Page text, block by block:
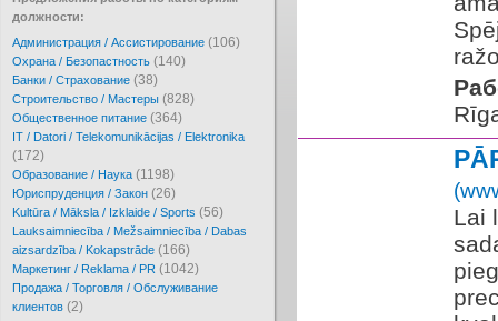
должности:
Администрация / Ассистирование (106)
Охрана / Безопастность (140)
Банки / Страхование (38)
Cтроительство / Мастеры (828)
Oбщественное питание (364)
IT / Datori / Telekomunikācijas / Elektronika
(172)
Образование / Наука (1198)
Юриспруденция / Закон (26)
Kultūra / Māksla / Izklaide / Sports (56)
Lauksaimniecība / Mežsaimniecība / Dabas
aizsardzība / Kokapstrāde (166)
Маркетинг / Reklama / PR (1042)
Продажа / Торговля / Обслуживание
клиентов (2)
Lai